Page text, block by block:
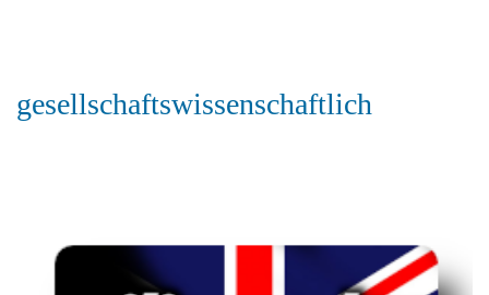
gesellschaftswissenschaftlich